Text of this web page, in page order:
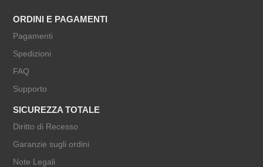
ORDINI E PAGAMENTI
Pagamenti
Spedizioni
FAQ
Supporto
SICUREZZA TOTALE
Diritto di Recesso
Garanzie sugli ordini
Note Legali